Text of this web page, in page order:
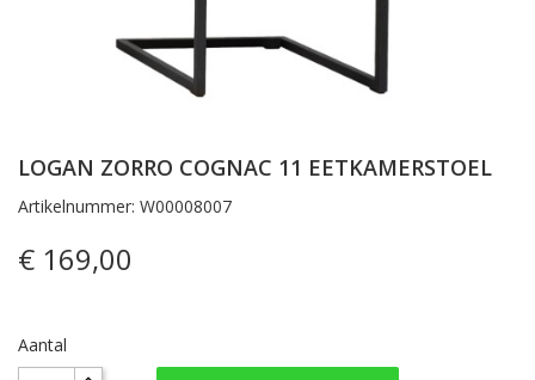
LOGAN ZORRO COGNAC 11 EETKAMERSTOEL
Artikelnummer: W00008007
€ 169,00
Aantal